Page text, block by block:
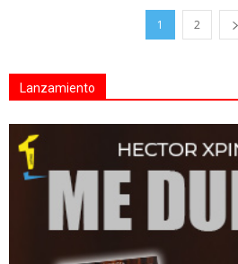
1 2
Lanzamiento